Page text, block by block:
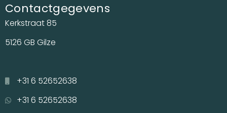
Contactgegevens
Kerkstraat 85
5126 GB Gilze
+31 6 52652638
+31 6 52652638